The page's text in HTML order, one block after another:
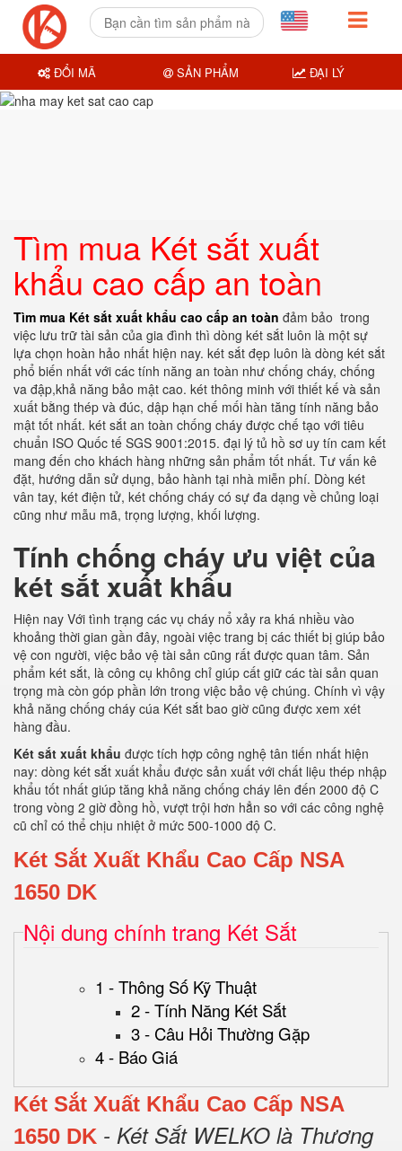
Tìm mua Két sắt xuất
khẩu cao cấp an toàn
Tìm mua Két sắt xuất khẩu cao cấp an toàn đảm bảo trong
việc lưu trữ tài sản của gia đình thì dòng két sắt luôn là một sự
lựa chọn hoàn hảo nhất hiện nay. két sắt đẹp luôn là dòng két sắt
phổ biến nhất với các tính năng an toàn như chống cháy, chống
va đập,khả năng bảo mật cao. két thông minh với thiết kế và sản
xuất bằng thép và đúc, dập hạn chế mối hàn tăng tính năng bảo
mật tốt nhất. két sắt an toàn chống cháy được chế tạo với tiêu
chuẩn ISO Quốc tế SGS 9001:2015. đại lý tủ hồ sơ uy tín cam kết
mang đến cho khách hàng những sản phẩm tốt nhất. Tư vấn kê
đặt, hướng dẫn sử dụng, bảo hành tại nhà miễn phí. Dòng két
vân tay, két điện tử, két chống cháy có sự đa dạng về chủng loại
cũng như mẫu mã, trọng lượng, khối lượng.
Tính chống cháy ưu việt của
két sắt xuất khẩu
Hiện nay Với tình trạng các vụ cháy nổ xảy ra khá nhiều vào
khoảng thời gian gần đây, ngoài việc trang bị các thiết bị giúp bảo
vệ con người, việc bảo vệ tài sản cũng rất được quan tâm. Sản
phẩm két sắt, là công cụ không chỉ giúp cất giữ các tài sản quan
trọng mà còn góp phần lớn trong việc bảo vệ chúng. Chính vì vậy
khả năng chống cháy cúa Két sắt bao giờ cũng được xem xét
hàng đầu.
Két sắt xuất khẩu được tích hợp công nghệ tân tiến nhất hiện
nay: dòng két sắt xuất khẩu được sản xuất với chất liệu thép nhập
khẩu tốt nhất giúp tăng khả năng chống cháy lên đến 2000 độ C
trong vòng 2 giờ đồng hồ, vượt trội hơn hẳn so với các công nghệ
cũ chỉ có thể chịu nhiệt ở mức 500-1000 độ C.
Két Sắt Xuất Khẩu Cao Cấp NSA
1650 DK
Nội dung chính trang Két Sắt
1 - Thông Số Kỹ Thuật
2 - Tính Năng Két Sắt
3 - Câu Hỏi Thường Gặp
4 - Báo Giá
Két Sắt Xuất Khẩu Cao Cấp NSA
1650 DK - Két Sắt WELKO là Thương
ĐỔI MÃ SẢN PHẨM ĐẠI LÝ